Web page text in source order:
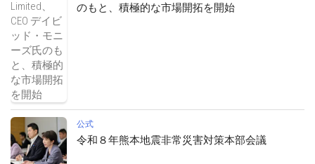
のもと、積極的な市場開拓を開始
公式
令和８年熊本地震非常災害対策本部会議